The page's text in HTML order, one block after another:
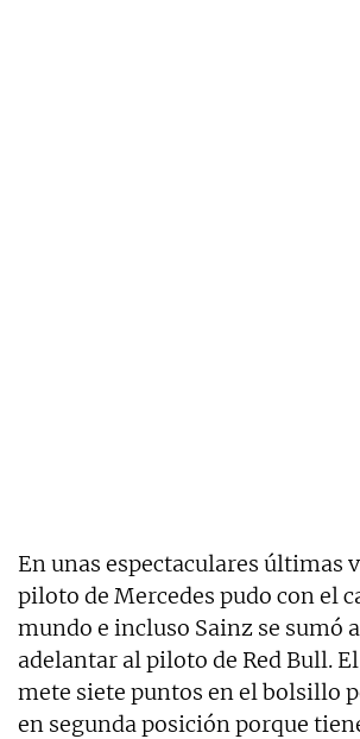
En unas espectaculares últimas
piloto de Mercedes pudo con el
mundo e incluso Sainz se sumó
adelantar al piloto de Red Bull.
mete siete puntos en el bolsillo
en segunda posición porque